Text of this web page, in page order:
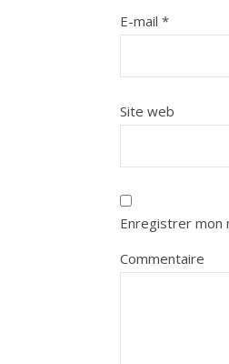
E-mail *
Site web
Enregistrer mon
Commentaire